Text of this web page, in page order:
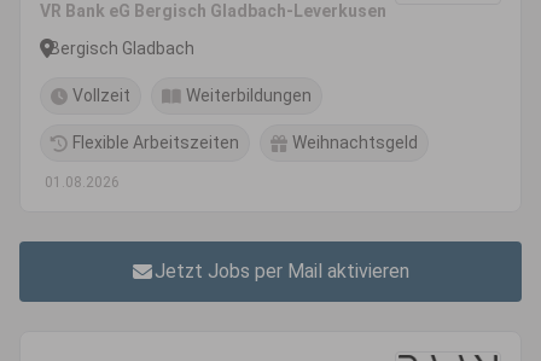
VR Bank eG Bergisch Gladbach-Leverkusen
Bergisch Gladbach
Vollzeit Weiterbildungen
Flexible Arbeitszeiten Weihnachtsgeld
01.08.2026
Jetzt Jobs per Mail aktivieren